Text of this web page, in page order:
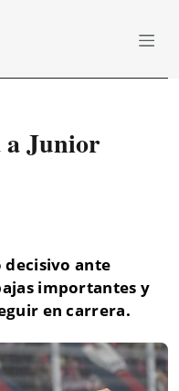
a Junior
decisivo ante
importantes y
en carrera.